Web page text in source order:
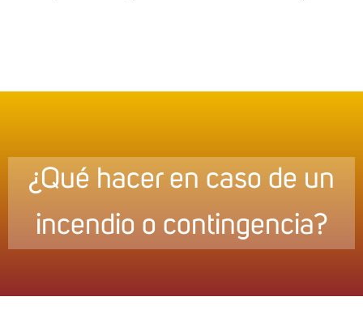
¿Qué hacer en caso de un
incendio o contingencia?